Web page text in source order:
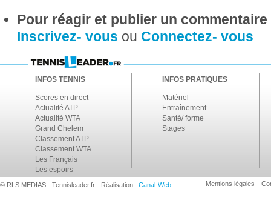
Pour réagir et publier un
Inscrivez- vous ou Connectez- vous
INFOS TENNIS
Scores en direct
Actualité ATP
Actualité WTA
Grand Chelem
Classement ATP
Classement WTA
Les Français
Les espoirs
INFOS PRATIQUES
Matériel
Entraînement
Santé/ forme
Stages
© RLS MEDIAS - Tennisleader.fr - Réalisation : Canal-Web Mentions légales